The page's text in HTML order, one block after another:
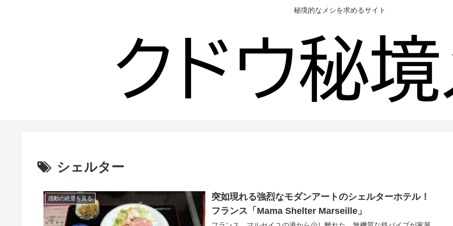
秘境的なメシを求めるサイト
シェルター
感動の絶景を見る
突如現れる強烈なモダンアートのシェルターホテル！
フランス「Mama Shelter Marseille」